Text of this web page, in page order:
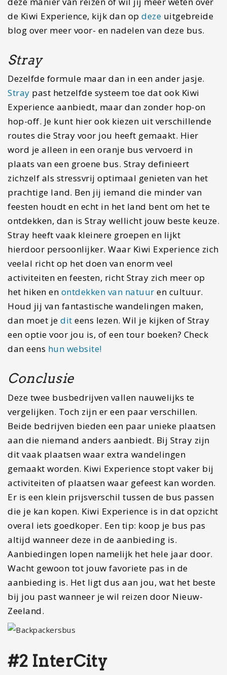
de Kiwi Experience, kijk dan op deze uitgebreide
blog over meer voor- en nadelen van deze bus.
Stray
Dezelfde formule maar dan in een ander jasje.
Stray past hetzelfde systeem toe dat ook Kiwi
Experience aanbiedt, maar dan zonder hop-on
hop-off. Je kunt hier ook kiezen uit verschillende
routes die Stray voor jou heeft gemaakt. Hier
word je alleen in een oranje bus vervoerd in
plaats van een groene bus. Stray definieert
zichzelf als stressvrij optimaal genieten van het
prachtige land. Ben jij iemand die minder van
feesten houdt en echt in het land bent om het te
ontdekken, dan is Stray wellicht jouw beste keuze.
Stray heeft vaak kleinere groepen en lijkt
hierdoor persoonlijker. Waar Kiwi Experience zich
veelal richt op het doen van enorm veel
activiteiten en feesten, richt Stray zich meer op
het hiken en ontdekken van natuur en cultuur.
Houd jij van fantastische wandelingen maken,
dan moet je dit eens lezen. Wil je kijken of Stray
een optie voor jou is, of een tour boeken? Check
dan eens hun website!
Conclusie
Deze twee busbedrijven vallen nauwelijks te
vergelijken. Toch zijn er een paar verschillen.
Beide bedrijven bieden een paar unieke plaatsen
aan die niemand anders aanbiedt. Bij Stray zijn
dit vaak plaatsen waar extra wandelingen
gemaakt worden. Kiwi Experience stopt vaker bij
activiteiten of plaatsen waar gefeest kan worden.
Er is een klein prijsverschil tussen de bus passen
die je kan kopen. Kiwi Experience is in dat opzicht
overal iets goedkoper. Een tip: koop je bus pas
altijd wanneer deze in de aanbieding is.
Aanbiedingen lopen namelijk het hele jaar door.
Wacht gewoon tot jouw favoriete pas in de
aanbieding is. Het ligt dus aan jou, wat het beste
bij jou past wanneer je wil reizen door Nieuw-
Zeeland.
#2 InterCity